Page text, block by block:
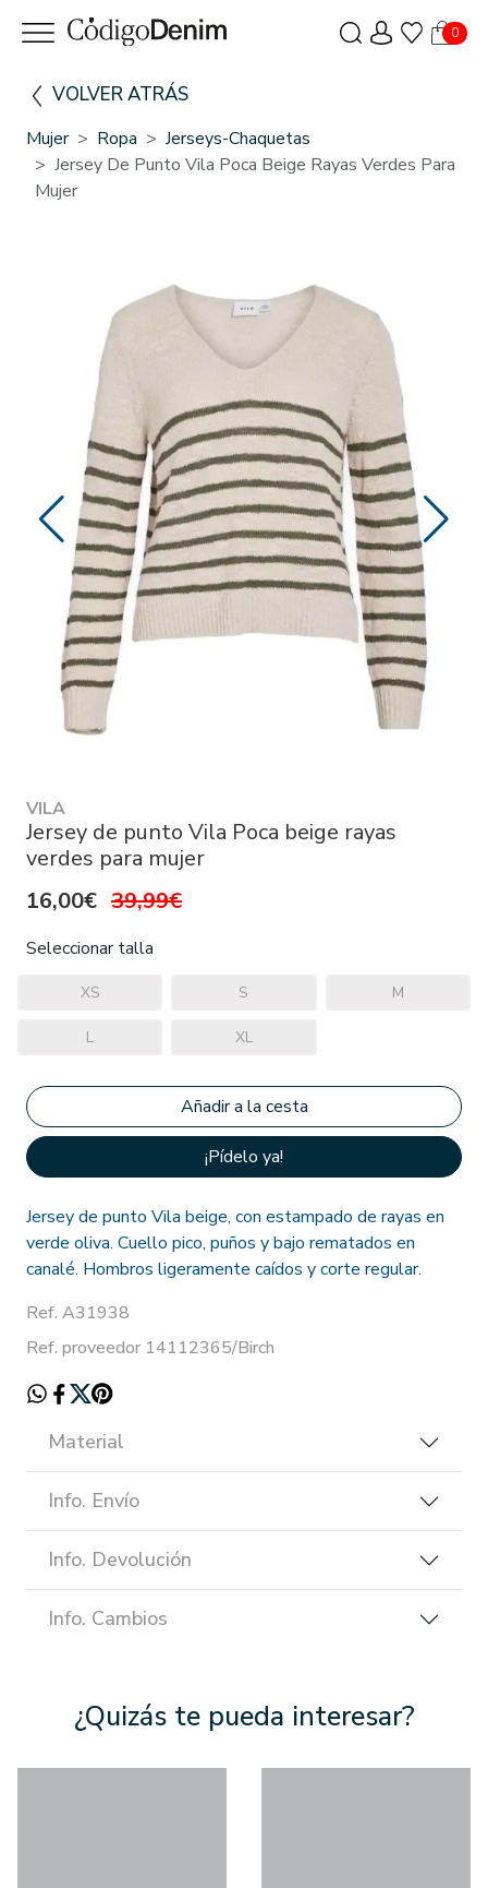
0
VOLVER ATRÁS
Mujer Ropa
Jerseys-Chaquetas
Jersey De Punto Vila Poca Beige Rayas Verdes Para
Mujer
VILA
Jersey de punto Vila Poca beige rayas
verdes para mujer
16,00€ 39,99€
Seleccionar talla
XS S M
L XL
¡Pídelo ya!
Jersey de punto Vila beige, con estampado de rayas en
verde oliva. Cuello pico, puños y bajo rematados en
canalé. Hombros ligeramente caídos y corte regular.
Ref. A31938
Ref. proveedor 14112365/Birch
Material
Info. Envío
Info. Devolución
Info. Cambios
¿Quizás te pueda interesar?